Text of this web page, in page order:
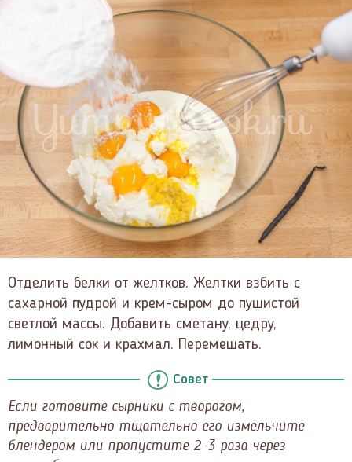
Отделить белки от желтков. Желтки взбить с
сахарной пудрой и крем-сыром до пушистой
светлой массы. Добавить сметану, цедру,
лимонный сок и крахмал. Перемешать.
Совет
Если готовите сырники с творогом,
предварительно тщательно его измельчите
блендером или пропустите 2-3 раза через